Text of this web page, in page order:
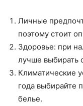
Личные
поэтому стоит
Здоровье: при
лучше выбирать
Климатические
года выбирайте
белье.